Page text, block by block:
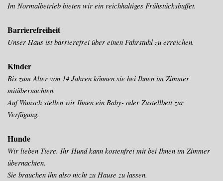
Im Normalbetrieb bieten wir ein reichhaltiges Frühstücksbuffet.
Barrierefreiheit
Unser Haus ist barrierefrei über einen Fahrstuhl zu erreichen.
Kinder
Bis zum Alter von 14 Jahren können sie bei Ihnen im Zimmer
mitübernachten.
Auf Wunsch stellen wir Ihnen ein Baby- oder Zustellbett zur
Verfügung.
Hunde
Wir lieben Tiere. Ihr Hund kann kostenfrei mit bei Ihnen im Zimmer
übernachten.
Sie brauchen ihn also nicht zu Hause zu lassen.